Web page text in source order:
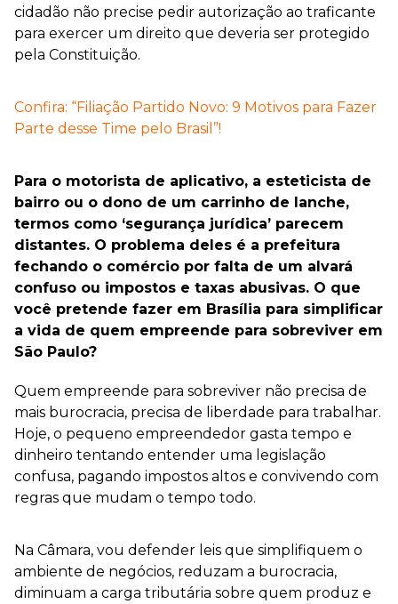
cidadão não precise pedir autorização ao traficante
para exercer um direito que deveria ser protegido
pela Constituição.
Confira: “Filiação Partido Novo: 9 Motivos para Fazer
Parte desse Time pelo Brasil”!
Para o motorista de aplicativo, a esteticista de
bairro ou o dono de um carrinho de lanche,
termos como ‘segurança jurídica’ parecem
distantes. O problema deles é a prefeitura
fechando o comércio por falta de um alvará
confuso ou impostos e taxas abusivas. O que
você pretende fazer em Brasília para simplificar
a vida de quem empreende para sobreviver em
São Paulo?
Quem empreende para sobreviver não precisa de
mais burocracia, precisa de liberdade para trabalhar.
Hoje, o pequeno empreendedor gasta tempo e
dinheiro tentando entender uma legislação
confusa, pagando impostos altos e convivendo com
regras que mudam o tempo todo.
Na Câmara, vou defender leis que simplifiquem o
ambiente de negócios, reduzam a burocracia,
diminuam a carga tributária sobre quem produz e